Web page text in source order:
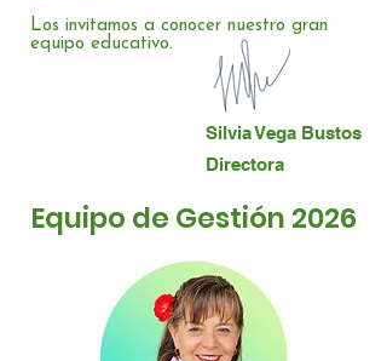
Los invitamos a conocer nuestro gran
equipo educativo.
Silvia Vega Bustos
Directora
Equipo de Gestión 2026